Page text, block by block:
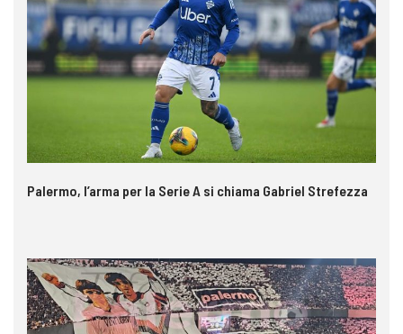
Palermo, l’arma per la Serie A si chiama Gabriel Strefezza